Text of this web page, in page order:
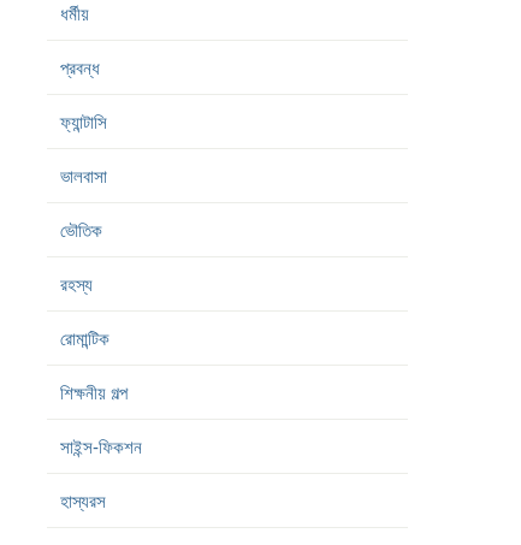
ধর্মীয়
প্রবন্ধ
ফ্যান্টাসি
ভালবাসা
ভৌতিক
রহস্য
রোমান্টিক
শিক্ষনীয় গল্প
সাইন্স-ফিকশন
হাস্যরস